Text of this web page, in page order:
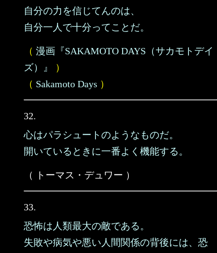
自分の力を信じてんのは、
自分一人で十分ってことだ。
（ 漫画『SAKAMOTO DAYS（サカモトデイ
ズ）』
）
（ Sakamoto Days ）
32.
心はパラシュートのようなものだ。
開いているときに一番よく機能する。
（ トーマス・デュワー ）
33.
恐怖は人類最大の敵である。
失敗や病気や悪い人間関係の背後には、恐